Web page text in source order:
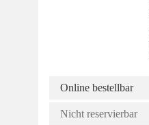
Online bestellbar
Nicht reservierbar